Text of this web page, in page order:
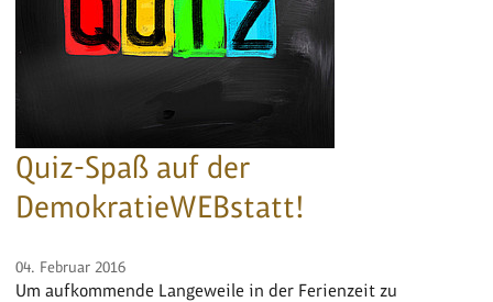
Quiz-Spaß auf der
DemokratieWEBstatt!
04. Februar 2016
Um aufkommende Langeweile in der Ferienzeit zu